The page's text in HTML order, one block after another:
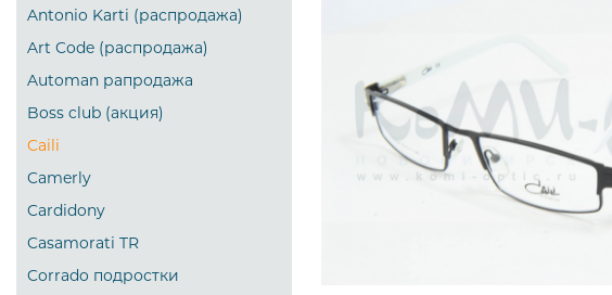
Antonio Karti (распродажа)
Art Code (распродажа)
Automan рапродажа
Boss club (акция)
Caili
Camerly
Cardidony
Casamorati TR
Corrado подростки